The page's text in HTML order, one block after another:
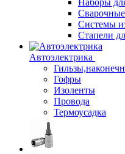
Наборы
Системы
Стапели
Автоэлектрика
Гофры
Изоленты
Провода
Термоусадка